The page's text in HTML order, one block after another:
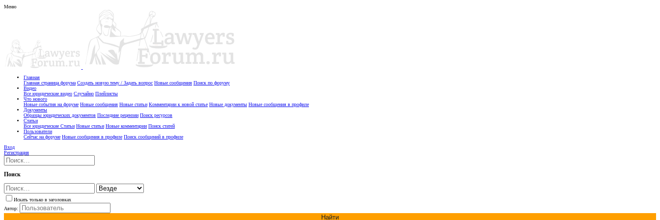
Меню
Главная
Главная страница форума Создать новую тему / Задать вопрос Новые сообщения Поиск по форуму
Видео
Все юридические видео Случайно Плейлисты
Что нового
Новые события на форуме Новые сообщения Новые статьи Комментарии к новой статье Новые документы Новые сообщения в профиле
Документы
Образцы юридических документов Последние рецензии Поиск ресурсов
Статьи
Все юридические Статьи Новые статьи Новые комментарии Поиск статей
Пользователи
Сейчас на форуме Новые сообщения в профиле Поиск сообщений в профиле
Вход
Регистрация
Поиск
Искать только в заголовках
Автор:
Найти